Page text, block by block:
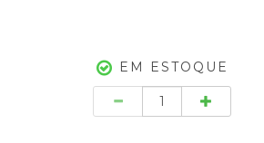
EM ESTOQUE